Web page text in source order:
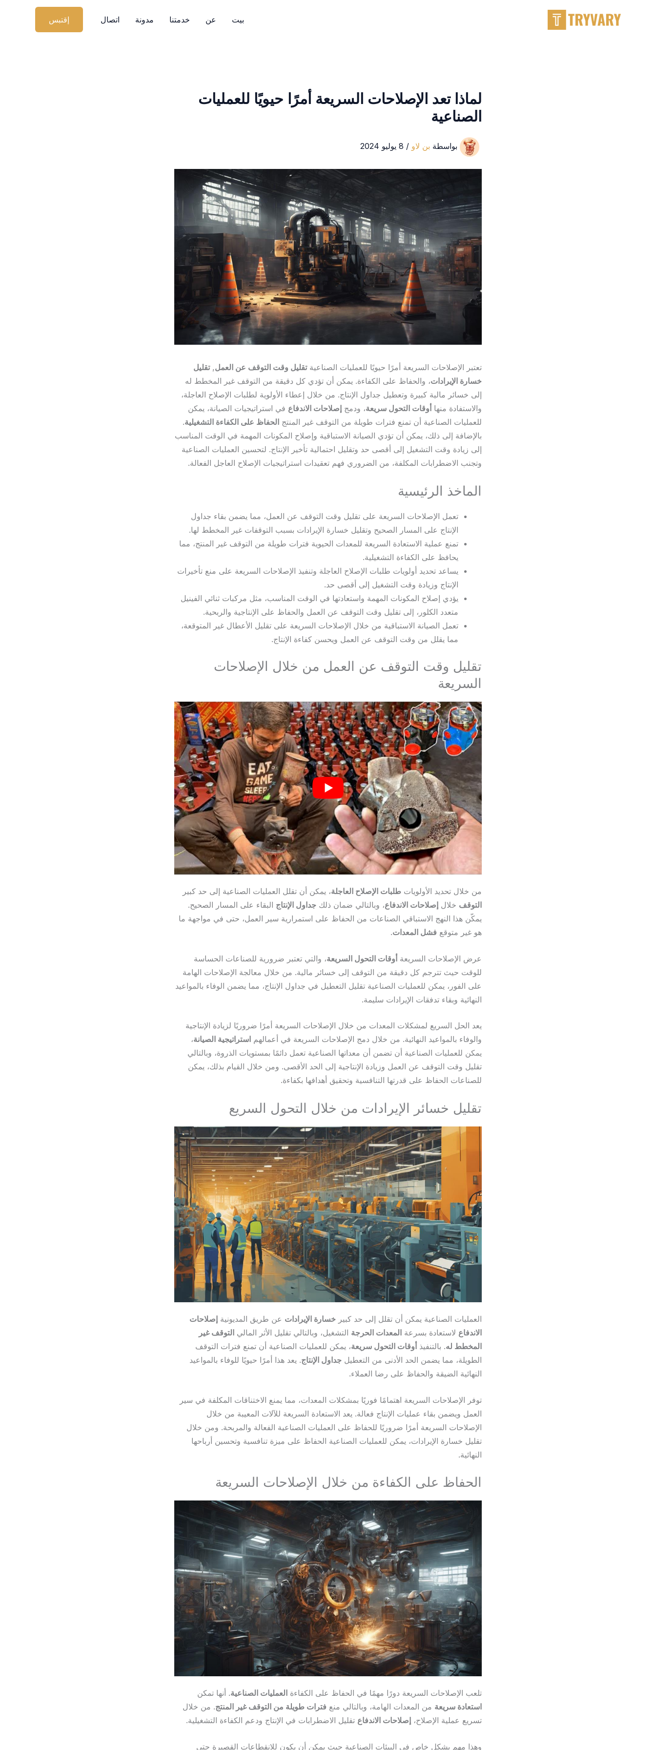
بيت عن خدمتنا مدونة اتصال إقتبس
لماذا تعد الإصلاحات السريعة أمرًا حيويًا للعمليات
الصناعية
بواسطة بن لاو / 8 يوليو 2024
تعتبر الإصلاحات السريعة أمرًا حيويًا للعمليات الصناعيةتقليل وقت التوقف عن العمل,تقليل
خسارة الإيرادات، والحفاظ على الكفاءة. يمكن أن تؤدي كل دقيقة من التوقف غير المخطط له
إلى خسائر مالية كبيرة وتعطيل جداول الإنتاج. من خلال إعطاء الأولوية لطلبات الإصلاح العاجلة،
والاستفادة منها أوقات التحول سريعة، ودمج إصلاحات الاندفاع في استراتيجيات الصيانة، يمكن
للعمليات الصناعية أن تمنع فترات طويلة من التوقف غير المنتج الحفاظ على الكفاءة التشغيلية.
بالإضافة إلى ذلك، يمكن أن تؤدي الصيانة الاستباقية وإصلاح المكونات المهمة في الوقت المناسب
إلى زيادة وقت التشغيل إلى أقصى حد وتقليل احتمالية تأخير الإنتاج. لتحسين العمليات الصناعية
وتجنب الاضطرابات المكلفة، من الضروري فهم تعقيدات استراتيجيات الإصلاح العاجل الفعالة.
الماخذ الرئيسية
تعمل الإصلاحات السريعة على تقليل وقت التوقف عن العمل، مما يضمن بقاء جداول
الإنتاج على المسار الصحيح وتقليل خسارة الإيرادات بسبب التوقفات غير المخطط لها.
تمنع عملية الاستعادة السريعة للمعدات الحيوية فترات طويلة من التوقف غير المنتج، مما
يحافظ على الكفاءة التشغيلية.
يساعد تحديد أولويات طلبات الإصلاح العاجلة وتنفيذ الإصلاحات السريعة على منع تأخيرات
الإنتاج وزيادة وقت التشغيل إلى أقصى حد.
يؤدي إصلاح المكونات المهمة واستعادتها في الوقت المناسب، مثل مركبات ثنائي الفينيل
متعدد الكلور، إلى تقليل وقت التوقف عن العمل والحفاظ على الإنتاجية والربحية.
تعمل الصيانة الاستباقية من خلال الإصلاحات السريعة على تقليل الأعطال غير المتوقعة،
مما يقلل من وقت التوقف عن العمل ويحسن كفاءة الإنتاج.
تقليل وقت التوقف عن العمل من خلال الإصلاحات
السريعة
من خلال تحديد الأولويات طلبات الإصلاح العاجلة، يمكن أن تقلل العمليات الصناعية إلى حد كبير
التوقف خلال إصلاحات الاندفاع، وبالتالي ضمان ذلك جداول الإنتاج البقاء على المسار الصحيح.
يمكّن هذا النهج الاستباقي الصناعات من الحفاظ على استمرارية سير العمل، حتى في مواجهة ما
هو غير متوقع فشل المعدات.
عرض الإصلاحات السريعة أوقات التحول السريعة، والتي تعتبر ضرورية للصناعات الحساسة
للوقت حيث تترجم كل دقيقة من التوقف إلى خسائر مالية. من خلال معالجة الإصلاحات الهامة
على الفور، يمكن للعمليات الصناعية تقليل التعطيل في جداول الإنتاج، مما يضمن الوفاء بالمواعيد
النهائية وبقاء تدفقات الإيرادات سليمة.
يعد الحل السريع لمشكلات المعدات من خلال الإصلاحات السريعة أمرًا ضروريًا لزيادة الإنتاجية
والوفاء بالمواعيد النهائية. من خلال دمج الإصلاحات السريعة في أعمالهم استراتيجية الصيانة،
يمكن للعمليات الصناعية أن تضمن أن معداتها الصناعية تعمل دائمًا بمستويات الذروة، وبالتالي
تقليل وقت التوقف عن العمل وزيادة الإنتاجية إلى الحد الأقصى. ومن خلال القيام بذلك، يمكن
للصناعات الحفاظ على قدرتها التنافسية وتحقيق أهدافها بكفاءة.
تقليل خسائر الإيرادات من خلال التحول السريع
العمليات الصناعية يمكن أن تقلل إلى حد كبير خسارة الإيرادات عن طريق المديونية إصلاحات
الاندفاع لاستعادة بسرعة المعدات الحرجة التشغيل، وبالتالي تقليل الأثر المالي التوقف غير
المخطط له. بالتنفيذ أوقات التحول سريعة، يمكن للعمليات الصناعية أن تمنع فترات التوقف
الطويلة، مما يضمن الحد الأدنى من التعطيل جداول الإنتاج. يعد هذا أمرًا حيويًا للوفاء بالمواعيد
النهائية الضيقة والحفاظ على رضا العملاء.
توفر الإصلاحات السريعة اهتمامًا فوريًا بمشكلات المعدات، مما يمنع الاختناقات المكلفة في سير
العمل ويضمن بقاء عمليات الإنتاج فعالة. يعد الاستعادة السريعة للآلات المعيبة من خلال
الإصلاحات السريعة أمرًا ضروريًا للحفاظ على العمليات الصناعية الفعالة والمربحة. ومن خلال
تقليل خسارة الإيرادات، يمكن للعمليات الصناعية الحفاظ على ميزة تنافسية وتحسين أرباحها
النهائية.
الحفاظ على الكفاءة من خلال الإصلاحات السريعة
تلعب الإصلاحات السريعة دورًا مهمًا في الحفاظ على الكفاءة العمليات الصناعية. أنها تمكن
استعادة سريعة من المعدات الهامة، وبالتالي منع فترات طويلة من التوقف غير المنتج. من خلال
تسريع عملية الإصلاح، إصلاحات الاندفاع تقليل الاضطرابات في الإنتاج ودعم الكفاءة التشغيلية.
وهذا مهم بشكل خاص في البيئات الصناعية حيث يمكن أن يكون للانقطاعات القصيرة حتى